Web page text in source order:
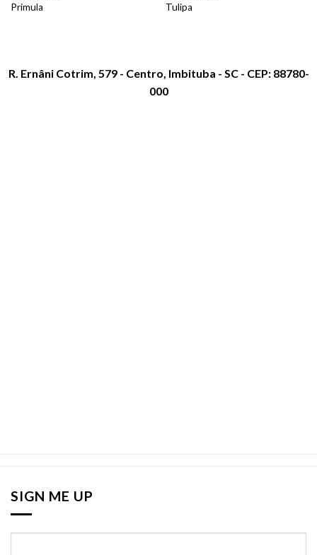
Primula Tulipa
R. Ernâni Cotrim, 579 - Centro, Imbituba - SC - CEP: 88780-
000
SIGN ME UP